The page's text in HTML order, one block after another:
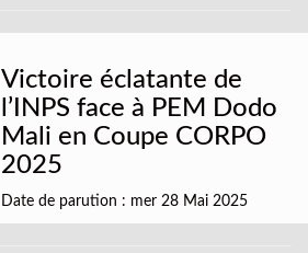
Victoire éclatante de
l’INPS face à PEM Dodo
Mali en Coupe CORPO
2025
Date de parution : mer 28 Mai 2025